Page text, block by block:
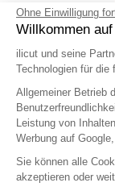
Ohne Einwilligung
Willkommen
ilicut und seine
Technologien für die
Allgemeiner Betrieb
Leistung von
Werbung auf
Sie können alle
akzeptieren oder